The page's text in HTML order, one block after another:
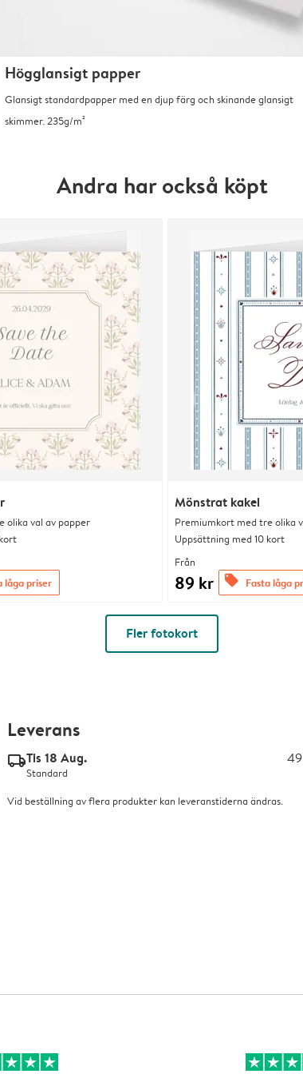
Högglansigt papper
Glansigt standardpapper med en djup färg och skinande glansigt
skimmer. 235g/m²
Andra har också köpt
olika val av papper
låga priser
Mönstrat kakel
Premiumkort med tre olika
Uppsättning med 10 kort
Från
89 kr offers Fasta låga
Fler fotokort
Leverans
delivery_standard_v2Tis 18 Aug.
Standard
Vid beställning av flera produkter kan leveranstiderna ändras.